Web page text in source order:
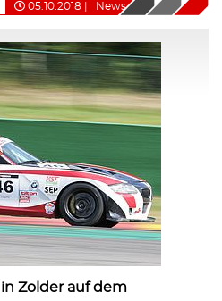
05.10.2018 News
Zolder auf dem